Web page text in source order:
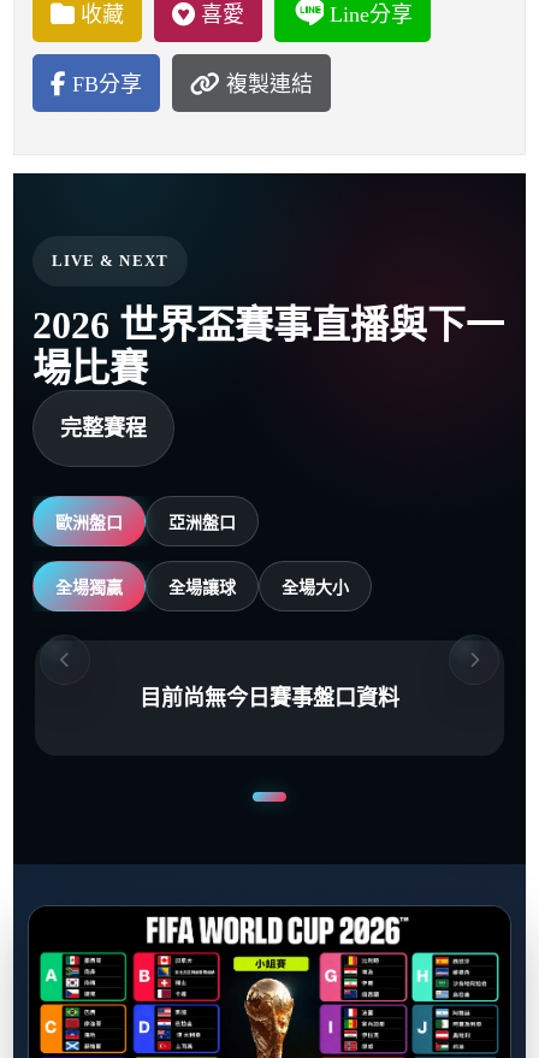
收藏 喜愛 Line分享
FB分享 複製連結
LIVE & NEXT
2026 世界盃賽事直播與下一
場比賽
完整賽程
歐洲盤口 亞洲盤口
全場獨贏 全場讓球 全場大小
目前尚無今日賽事盤口資料